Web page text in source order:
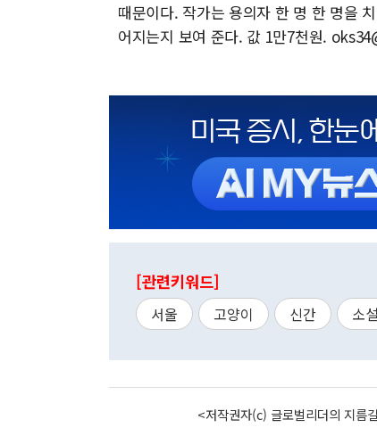
때문이다. 작가는 용의자 한 명 한 명을
어지는지 보여 준다. 값 1만7천원.
[관련키워드]
서울 고양이 신간 소설
<저작권자(c) 글로벌리더의 지